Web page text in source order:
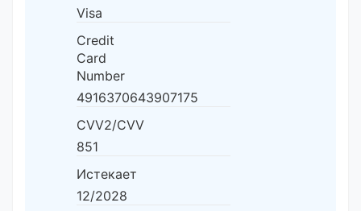
Visa
Credit
Card
Number
4916370643907175
CVV2/CVV
851
Истекает
12/2028